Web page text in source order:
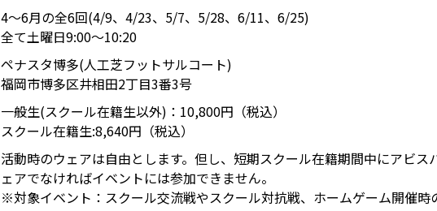
4～6月の全6回(4/9、4/23、5/7、5/28、6/11、6/25)
全て土曜日9:00～10:20
ペナスタ博多(人工芝フットサルコート)
福岡市博多区井相田2丁目3番3号
一般生(スクール在籍生以外)：10,800円（税込）
スクール在籍生:8,640円（税込）
活動時のウェアは自由とします。但し、短期スクール在籍期間中にアビ
ェアでなければイベントには参加できません。
※対象イベント：スクール交流戦やスクール対抗戦、ホームゲーム開催時